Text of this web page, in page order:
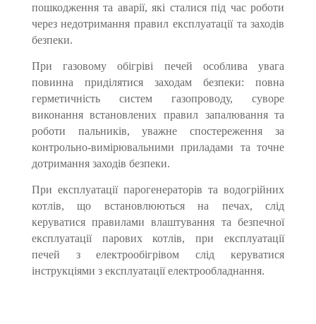
пошкодження та аварії, які сталися під час роботи
через недотримання правил експлуатації та заходів
безпеки.
При газовому обігріві печей особлива увага
повинна приділятися заходам безпеки: повна
герметичність систем газопроводу, суворе
виконання встановлених правил запалювання та
роботи пальників, уважне спостереження за
контрольно-вимірювальними приладами та точне
дотримання заходів безпеки.
При експлуатації парогенераторів та водогрійних
котлів, що встановлюються на печах, слід
керуватися правилами влаштування та безпечної
експлуатації парових котлів, при експлуатації
печей з електрообігрівом слід керуватися
інструкціями з експлуатації електрообладнання.